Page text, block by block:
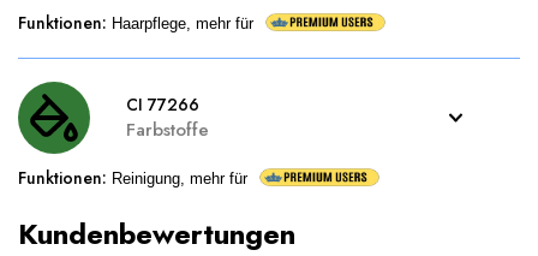
Funktionen: Haarpflege, mehr für
CI 77266
Farbstoffe
Funktionen: Reinigung, mehr für
Kundenbewertungen